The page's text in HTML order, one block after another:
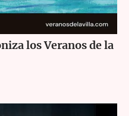
los Veranos de la